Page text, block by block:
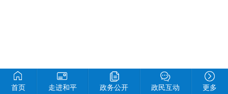
首页 走进和平 政务公开 政民互动 更多